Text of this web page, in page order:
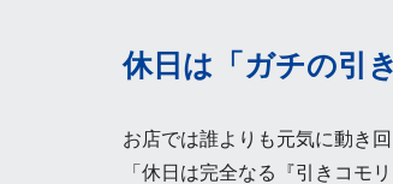
休日は「ガチの引
お店では誰よりも元気に動き
「休日は完全なる『引きコモ